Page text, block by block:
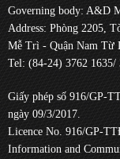
Governing body: A&D
Address: Phòng 2205,
Mễ Trì - Quận Nam Từ
Tel: (84-24) 3762 1635/
Giấy phép số 916/GP-
ngày 09/3/2017.
Licence No. 916/GP-
Information and